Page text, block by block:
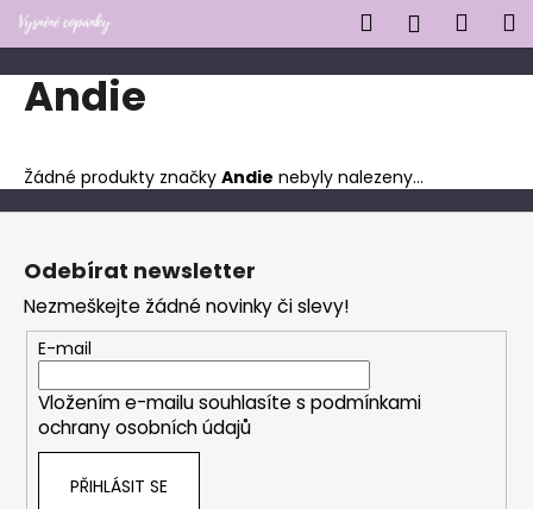
Přejít
na
obsah
Hledat
košík
Andie
Žádné produkty značky Andie nebyly nalezeny...
o
š
o
p
o
t
ř
e
b
e
Z
Odebírat newsletter
Nezmeškejte žádné novinky či slevy!
E-mail
Vložením e-mailu souhlasíte s podmínkami
ochrany osobních údajů
PŘIHLÁSIT SE